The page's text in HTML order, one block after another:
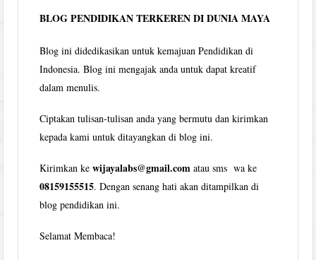
BLOG PENDIDIKAN TERKEREN DI DUNIA MAYA
Blog ini didedikasikan untuk kemajuan Pendidikan di
Indonesia. Blog ini mengajak anda untuk dapat kreatif
dalam menulis.
Ciptakan tulisan-tulisan anda yang bermutu dan kirimkan
kepada kami untuk ditayangkan di blog ini.
Kirimkan kewijayalabs@gmail.com atau sms wa ke
08159155515. Dengan senang hati akan ditampilkan di
blog pendidikan ini.
Selamat Membaca!